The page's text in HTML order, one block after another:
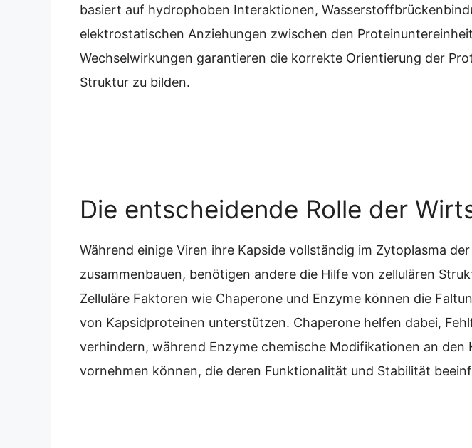
basiert auf hydrophoben Interaktionen,
elektrostatischen Anziehungen zwischen den
Wechselwirkungen garantieren die korrekte Orientierung der
Struktur zu bilden.
Die entscheidende Rolle der
Während einige Viren ihre Kapside vollständig im Zytoplasma
zusammenbauen, benötigen andere die Hilfe von zellulären
Zelluläre Faktoren wie Chaperone und Enzyme können die
von Kapsidproteinen unterstützen. Chaperone helfen dabei,
verhindern, während Enzyme chemische Modifikationen an den
vornehmen können, die deren Funktionalität und Stabilität